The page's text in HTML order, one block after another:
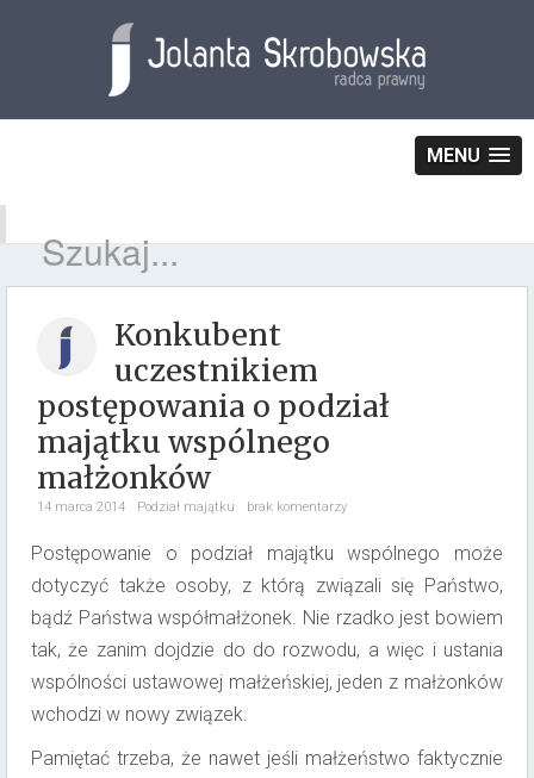
MENU
Konkubent
uczestnikiem
postępowania o podział
majątku wspólnego
małżonków
14 marca 2014 Podział majątku brak komentarzy
Postępowanie o podział majątku wspólnego może
dotyczyć także osoby, z którą związali się Państwo,
bądź Państwa współmałżonek. Nie rzadko jest bowiem
tak, że zanim dojdzie do do rozwodu, a więc i ustania
wspólności ustawowej małżeńskiej, jeden z małżonków
wchodzi w nowy związek.
Pamiętać trzeba, że nawet jeśli małżeństwo faktycznie